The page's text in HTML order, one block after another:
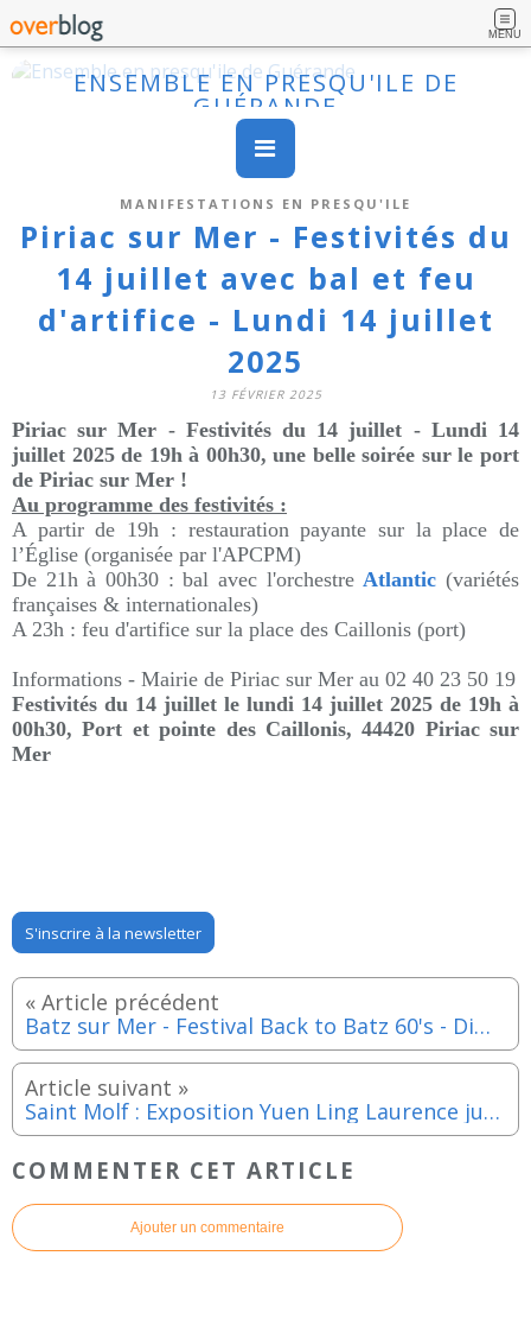
MENU
ENSEMBLE EN PRESQU'ILE DE
GUÉRANDE
MANIFESTATIONS EN PRESQU'ILE
Piriac sur Mer - Festivités du
14 juillet avec bal et feu
d'artifice - Lundi 14 juillet
2025
13 FÉVRIER 2025
Piriac sur Mer - Festivités du 14 juillet - Lundi 14
juillet 2025 de 19h à 00h30,une belle soirée sur le port
de Piriac sur Mer !
Au programme des festivités :
A partir de 19h : restauration payante sur la place de
l’Église (organisée par l'APCPM)
De 21h à 00h30 : bal avec l'orchestreAtlantic (variétés
françaises & internationales)
A 23h : feu d'artifice sur la place des Caillonis (port)
Informations - Mairie de Piriac sur Mer au 02 40 23 50 19
Festivités du 14 juillet le lundi 14 juillet 2025 de 19h à
00h30,Port et pointe des Caillonis, 44420 Piriac sur
Mer
S'inscrire à la newsletter
Batz sur Mer - Festival Back to Batz 60's - Dimanche 3 août 2025
Saint Molf : Exposition Yuen Ling Laurence jusqu'au dimanche 27 juillet 2025
COMMENTER CET ARTICLE
Ajouter un commentaire